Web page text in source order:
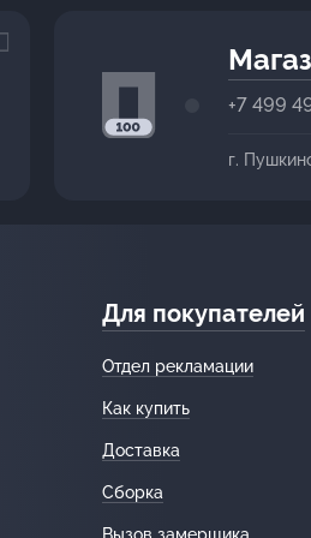
+7 499
г.
Для покупателей
Отдел рекламации
Как купить
Доставка
Сборка